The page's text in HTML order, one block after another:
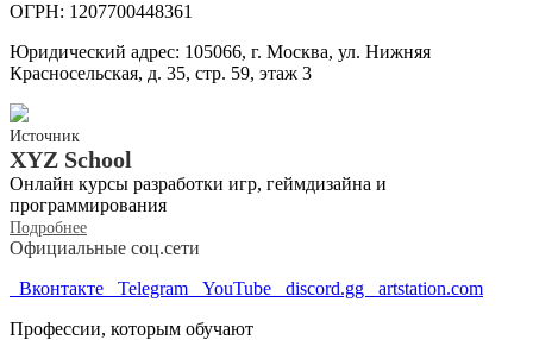
ОГРН: 1207700448361
Юридический адрес: 105066, г. Москва, ул. Нижняя
Красносельская, д. 35, стр. 59, этаж 3
Источник
XYZ School
Онлайн курсы разработки игр, геймдизайна и
программирования
Подробнее
Официальные соц.сети
Вконтакте
Telegram YouTube discord.gg
artstation.com
Профессии, которым обучают